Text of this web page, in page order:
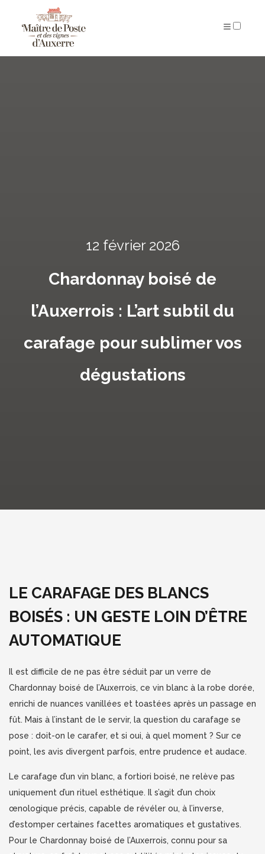
ARCHIVES
12 février 2026
Chardonnay boisé de
l’Auxerrois : L’art subtil du
carafage pour sublimer vos
dégustations
LE CARAFAGE DES BLANCS
BOISÉS : UN GESTE LOIN D’ÊTRE
AUTOMATIQUE
Il est difficile de ne pas être séduit par un verre de
Chardonnay boisé de l’Auxerrois, ce vin blanc à la robe dorée,
enrichi de nuances vanillées et toastées après un passage en
fût. Mais à l’instant de le servir, la question du carafage se
pose : doit-on le carafer, et si oui, à quel moment ? Sur ce
point, les avis divergent parfois, entre prudence et audace.
Le carafage d’un vin blanc, a fortiori boisé, ne relève pas
uniquement d’un rituel esthétique. Il s’agit d’un choix
œnologique précis, capable de révéler ou, à l’inverse,
d’estomper certaines facettes aromatiques et gustatives.
Pour le Chardonnay boisé de l’Auxerrois, connu pour sa